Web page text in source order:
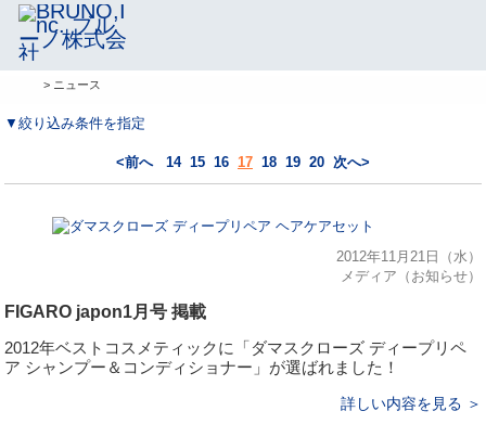
> ニュース
▼絞り込み条件を指定
<前へ 14 15 16 17 18 19 20 次へ>
2012年11月21日（水）
メディア（お知らせ）
FIGARO japon1月号 掲載
2012年ベストコスメティックに「ダマスクローズ ディープリペ
ア シャンプー＆コンディショナー」が選ばれました！
詳しい内容を見る ＞